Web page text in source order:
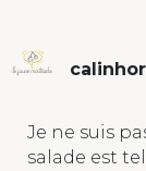
Je ne suis
salade est